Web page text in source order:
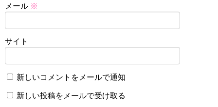
メール ※
サイト
新しいコメントをメールで通知
新しい投稿をメールで受け取る